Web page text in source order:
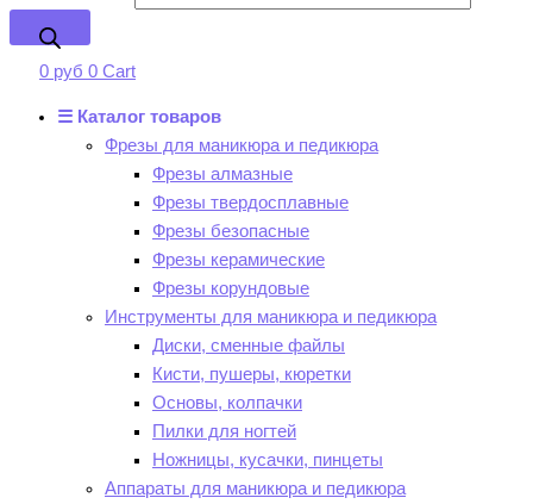
0 руб 0 Cart
☰ Каталог товаров
Фрезы для маникюра и педикюра
Фрезы алмазные
Фрезы твердосплавные
Фрезы безопасные
Фрезы керамические
Фрезы корундовые
Инструменты для маникюра и педикюра
Диски, сменные файлы
Кисти, пушеры, кюретки
Основы, колпачки
Пилки для ногтей
Ножницы, кусачки, пинцеты
Аппараты для маникюра и педикюра